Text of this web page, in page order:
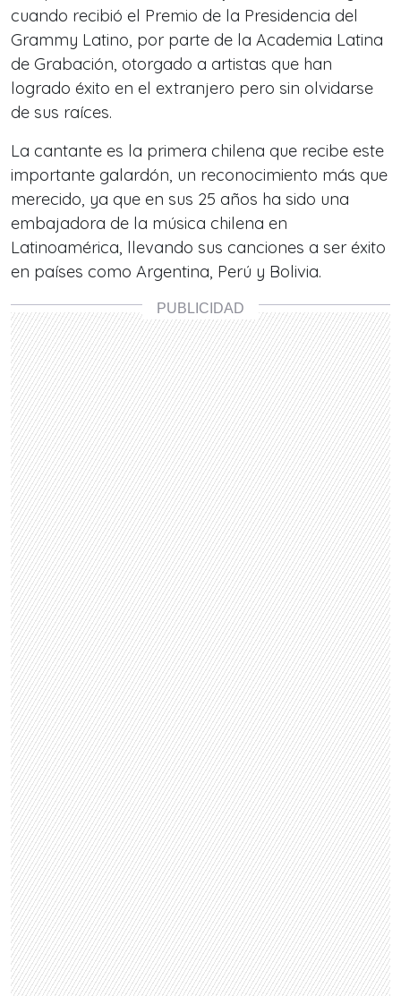
cuando recibió el Premio de la Presidencia del
Grammy Latino, por parte de la Academia Latina
de Grabación, otorgado a artistas que han
logrado éxito en el extranjero pero sin olvidarse
de sus raíces.
La cantante es la primera chilena que recibe este
importante galardón, un reconocimiento más que
merecido, ya que en sus 25 años ha sido una
embajadora de la música chilena en
Latinoamérica, llevando sus canciones a ser éxito
en países como Argentina, Perú y Bolivia.